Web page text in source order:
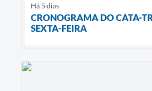
Há 5 dias
CRONOGRAMA DO CATA-
SEXTA-FEIRA